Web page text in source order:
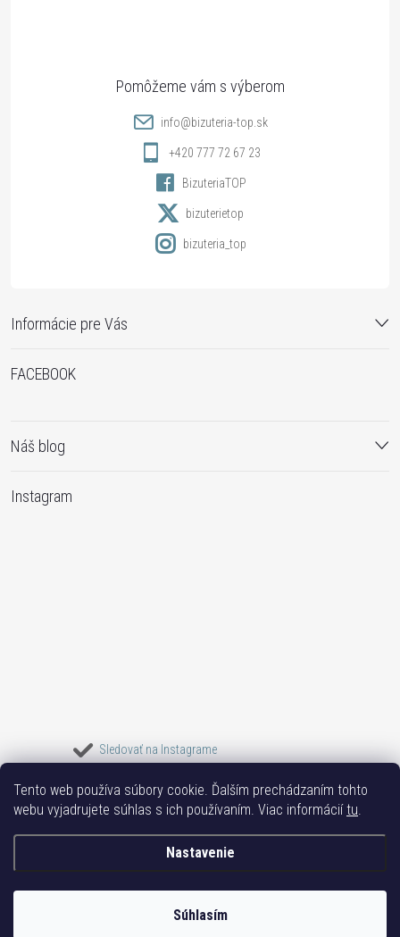
Tento web používa súbory cookie. Ďalším prechádzaním tohto
webu vyjadrujete súhlas s ich používaním. Viac informáciítu.
Nastavenie
Súhlasím
Informácie pre Vás
info@bizuteria-top.sk
+420 777 72 67 23
BizuteriaTOP
bizuterietop
bizuteria_top
FACEBOOK
Náš blog
Instagram
Sledovať na Instagrame
Bižuterie TOP Vše k mobilu Mobil příslušenství
Copyright 2017-2026Bižutéria TOP. Všetky práva vyhradené.